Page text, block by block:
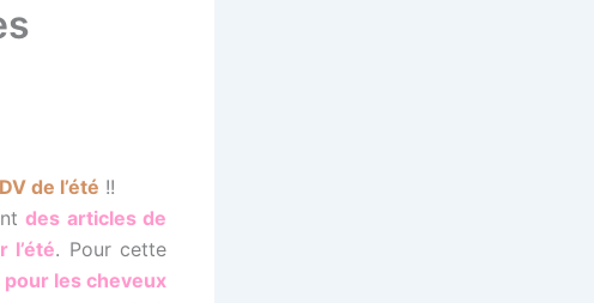
de l’été !!
des articles de
l’été. Pour cette
les cheveux